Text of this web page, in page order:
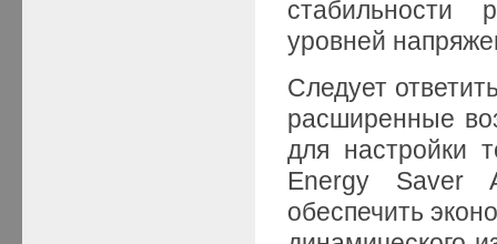
стабильности
уровней
Следует
расширенные
для настройки
Energy Saver
обеспечить